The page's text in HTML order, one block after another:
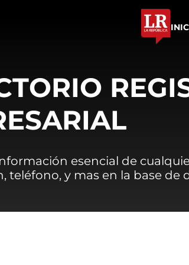
esencial de
teléfono, y mas en la base